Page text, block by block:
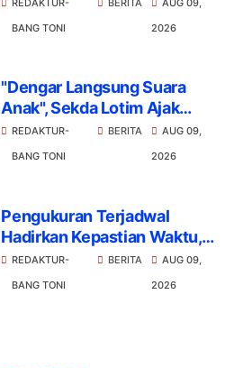
Hubungi Kadis PUPR
BANG TONI
2026
"Dengar Langsung Suara
Anak", Sekda Lotim Ajak
Semua Pihak Lindungi 526
Ribu Generasi Emas
REDAKTUR-
BANG TONI
BERITA
AUG 09,
2026
Pengukuran Terjadwal
Hadirkan Kepastian Waktu,
Masyarakat Tak Perlu Lama
Menunggu Layanan
REDAKTUR-
BANG TONI
BERITA
AUG 09,
2026